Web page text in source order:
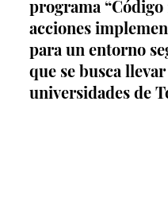
programa “Código
acciones
para un entorno
que se busca
universidades de